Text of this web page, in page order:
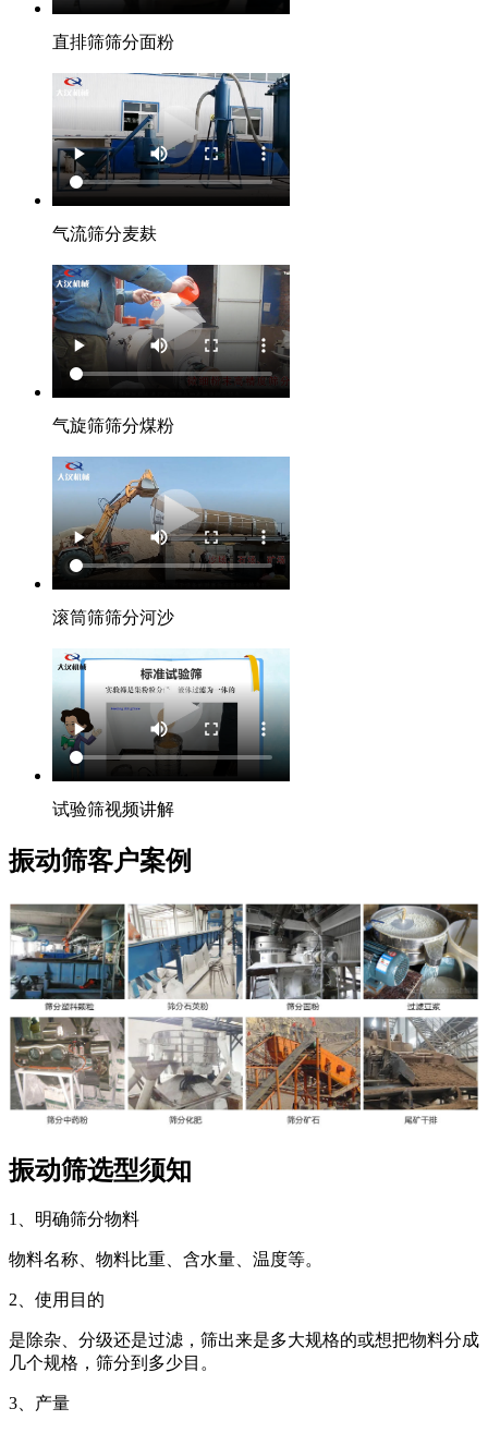
直排筛筛分面粉
气流筛分麦麸
气旋筛筛分煤粉
滚筒筛筛分河沙
试验筛视频讲解
振动筛客户案例
振动筛选型须知
1、 明确筛分物料
物料名称、物料比重、含水量、温度等。
2、 使用目的
是除杂、分级还是过滤，筛出来是多大规格的或想把物料分成
几个规格，筛分到多少目。
3、 产量